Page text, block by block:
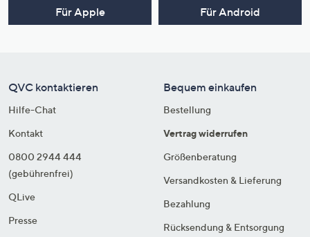
Für Apple Für Android
QVC kontaktieren
Hilfe-Chat
Kontakt
0800 2944 444
(gebührenfrei)
QLive
Presse
Bequem einkaufen
Bestellung
Vertrag widerrufen
Größenberatung
Versandkosten & Lieferung
Bezahlung
Rücksendung & Entsorgung